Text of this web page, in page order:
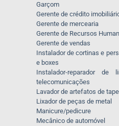
Garçom
Gerente de crédito
Gerente de mercearia
Gerente de Recursos
Gerente de vendas
Instalador de cortinas e
e boxes
Instalador-reparador
telecomunicações
Lavador de artefatos de
Lixador de peças de metal
Manicure/pedicure
Mecânico de automóvel